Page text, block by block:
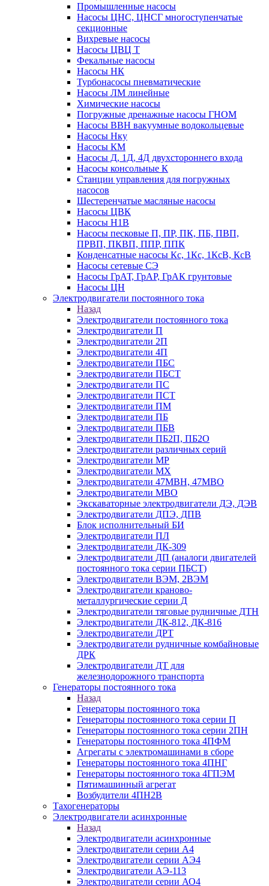
Промышленные насосы
Насосы ЦНС, ЦНСГ многоступенчатые
секционные
Вихревые насосы
Насосы ЦВЦ Т
Фекальные насосы
Насосы НК
Турбонасосы пневматические
Насосы ЛМ линейные
Химические насосы
Погружные дренажные насосы ГНОМ
Насосы ВВН вакуумные водокольцевые
Насосы Нку
Насосы КМ
Насосы Д, 1Д, 4Д двухстороннего входа
Насосы консольные К
Станции управления для погружных
насосов
Шестеренчатые масляные насосы
Насосы ЦВК
Насосы Н1В
Насосы песковые П, ПР, ПК, ПБ, ПВП,
ПРВП, ПКВП, ППР, ППК
Конденсатные насосы Кс, 1Кс, 1КсВ, КсВ
Насосы сетевые СЭ
Насосы ГрАТ, ГрАР, ГрАК грунтовые
Насосы ЦН
Электродвигатели постоянного тока
Назад
Электродвигатели постоянного тока
Электродвигатели П
Электродвигатели 2П
Электродвигатели 4П
Электродвигатели ПБС
Электродвигатели ПБСТ
Электродвигатели ПС
Электродвигатели ПСТ
Электродвигатели ПМ
Электродвигатели ПБ
Электродвигатели ПБВ
Электродвигатели ПБ2П, ПБ2О
Электродвигатели различных серий
Электродвигатели МР
Электродвигатели MX
Электродвигатели 47MBH, 47МВО
Электродвигатели MBO
Экскаваторные электродвигатели ДЭ, ДЭВ
Электродвигатели ДПЭ, ДПВ
Блок исполнительный БИ
Электродвигатели ПЛ
Электродвигатели ДК-309
Электродвигатели ДП (аналоги двигателей
постоянного тока серии ПБСТ)
Электродвигатели ВЭМ, 2ВЭМ
Электродвигатели краново-
металлургические серии Д
Электродвигатели тяговые рудничные ДТН
Электродвигатели ДК-812, ДК-816
Электродвигатели ДРТ
Электродвигатели рудничные комбайновые
ДРК
Электродвигатели ДТ для
железнодорожного транспорта
Генераторы постоянного тока
Назад
Генераторы постоянного тока
Генераторы постоянного тока серии П
Генераторы постоянного тока серии 2ПН
Генераторы постоянного тока 4ПФМ
Агрегаты с электромашинами в сборе
Генераторы постоянного тока 4ПНГ
Генераторы постоянного тока 4ГПЭМ
Пятимашинный агрегат
Возбудители 4ПН2В
Тахогенераторы
Электродвигатели асинхронные
Назад
Электродвигатели асинхронные
Электродвигатели серии А4
Электродвигатели серии АЭ4
Электродвигатели АЭ-113
Электродвигатели серии АО4